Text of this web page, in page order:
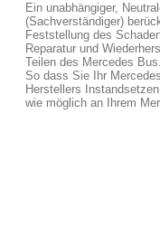
Ein unabhängiger,
(Sachverständiger)
Feststellung des
Reparatur und
Teilen des Mercedes Bus.
So dass Sie Ihr
Herstellers
wie möglich an Ihrem